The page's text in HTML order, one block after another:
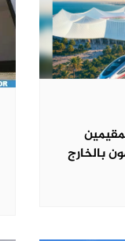
بالخارج